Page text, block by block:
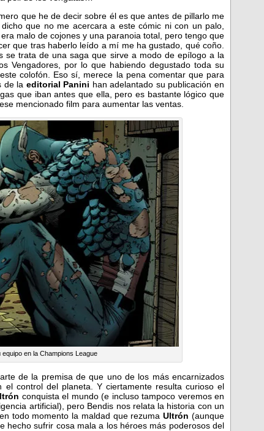
que he de decir sobre él es que antes de pillarlo me
que no me acercara a este cómic ni con un palo,
malo de cojones y una paranoia total, pero tengo que
que tras haberlo leído a mí me ha gustado, qué coño.
se trata de una saga que sirve a modo de epílogo a la
Vengadores, por lo que habiendo degustado toda su
colofón. Eso sí, merece la pena comentar que para
de la editorial Panini han adelantado su publicación en
que iban antes que ella, pero es bastante lógico que
mencionado film para aumentar las ventas.
en la Champions League
de la premisa de que uno de los más encarnizados
el control del planeta. Y ciertamente resulta curioso el
conquista el mundo (e incluso tampoco veremos en
artificial), pero Bendis nos relata la historia con un
todo momento la maldad que rezumaUltrón (aunque
hecho sufrir cosa mala a los héroes más poderosos del